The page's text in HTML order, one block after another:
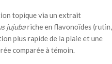
topique via un extrait
jujubariche en flavonoïdes (rutin,
plus rapide de la plaie et une
comparée à témoin.